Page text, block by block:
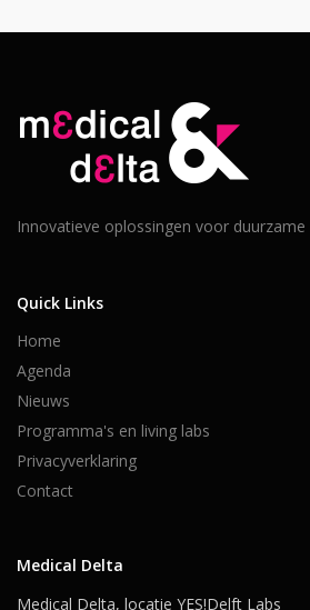
Innovatieve oplossingen voor
Quick Links
Home
Agenda
Nieuws
Programma's en living labs
Privacyverklaring
Contact
Medical Delta
Medical Delta, locatie YES!Delft Labs